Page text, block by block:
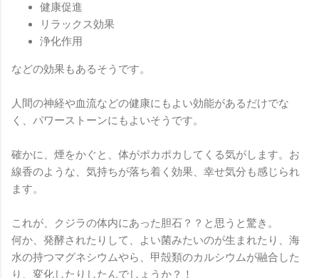
健康促進
リラックス効果
浄化作用
などの効果もあるそうです。
人間の神経や血流などの健康にもよい効能があるだけでな
く、パワーストーンにもよいそうです。
確かに、煙をかぐと、体がポカポカしてくる気がします。お
線香のような、気持ちが落ち着く効果、幸せ気分も感じられ
ます。
これが、クジラの体内にあった胆石？？と思うと驚き。
何か、発酵されたりして、よい菌みたいのが生まれたり、海
水の持つマグネシウムやら、甲殻類のカルシウムが融合した
り、変化したりしたんでしょうか？！